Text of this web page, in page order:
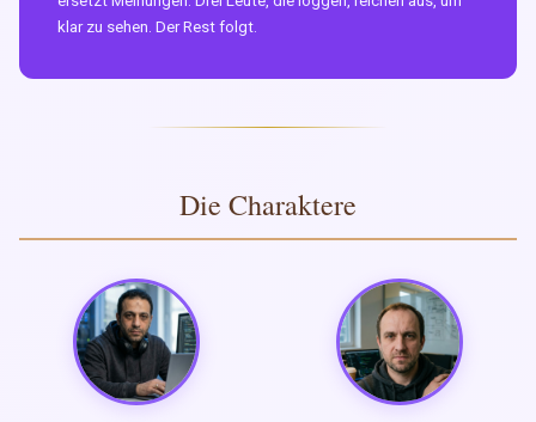
klar zu sehen. Der Rest folgt.
Die Charaktere